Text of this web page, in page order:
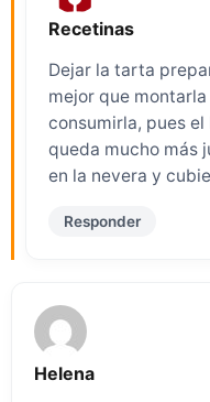
Recetinas
Dejar la tarta
mejor que
consumirla, pues
queda mucho más
en la nevera y
Responder
Helena